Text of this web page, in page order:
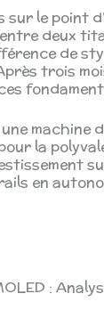
sur le point
deux
de
trois
une
la
en
: